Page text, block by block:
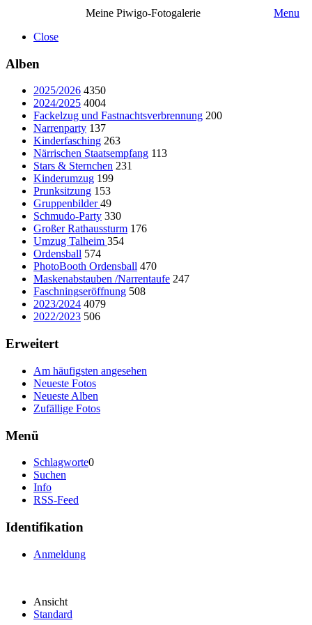
Meine Piwigo-Fotogalerie
Menu
Close
Alben
2025/2026 4350
2024/2025 4004
Fackelzug und Fastnachtsverbrennung 200
Narrenparty 137
Kinderfasching 263
Närrischen Staatsempfang 113
Stars & Sternchen 231
Kinderumzug 199
Prunksitzung 153
Gruppenbilder49
Schmudo-Party 330
Großer Rathaussturm 176
Umzug Talheim 354
Ordensball 574
PhotoBooth Ordensball 470
Maskenabstauben /Narrentaufe 247
Faschningseröffnung 508
2023/2024 4079
2022/2023 506
Erweitert
Am häufigsten angesehen
Neueste Fotos
Neueste Alben
Zufällige Fotos
Menü
Schlagworte0
Suchen
Info
RSS-Feed
Identifikation
Anmeldung
Ansicht
Standard